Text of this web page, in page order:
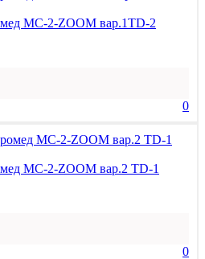
МС-2-ZOOM вар.1TD-2
0
МС-2-ZOOM вар.2 TD-1
0